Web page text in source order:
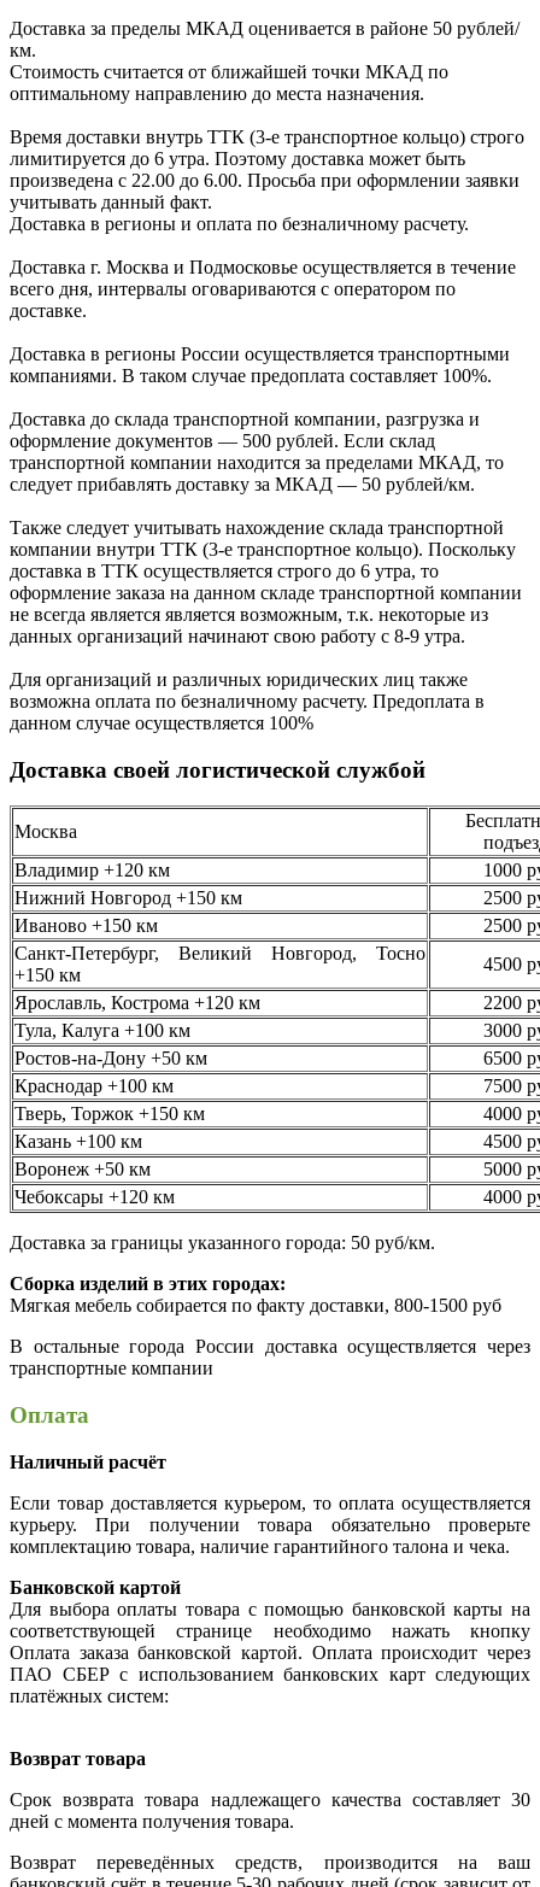
Доставка за пределы МКАД оценивается в районе 50 рублей/
км.
Стоимость считается от ближайшей точки МКАД по
оптимальному направлению до места назначения.
Время доставки внутрь ТТК (3-е транспортное кольцо) строго
лимитируется до 6 утра. Поэтому доставка может быть
произведена с 22.00 до 6.00. Просьба при оформлении заявки
учитывать данный факт.
Доставка в регионы и оплата по безналичному расчету.
Доставка г. Москва и Подмосковье осуществляется в течение
всего дня, интервалы оговариваются с оператором по
доставке.
Доcтавка в регионы России осуществляется транспортными
компаниями. В таком случае предоплата составляет 100%.
Доставка до склада транспортной компании, разгрузка и
оформление документов — 500 рублей. Если склад
транспортной компании находится за пределами МКАД, то
следует прибавлять доставку за МКАД — 50 рублей/км.
Также следует учитывать нахождение склада транспортной
компании внутри ТТК (3-е транспортное кольцо). Поскольку
доставка в ТТК осуществляется строго до 6 утра, то
оформление заказа на данном складе транспортной компании
не всегда является является возможным, т.к. некоторые из
данных организаций начинают свою работу с 8-9 утра.
Для организаций и различных юридических лиц также
возможна оплата по безналичному расчету. Предоплата в
данном случае осуществляется 100%
Доставка своей логистической службой
Москва
Владимир +120 км
1000
Нижний Новгород +150 км
2500
Иваново +150 км
2500
Санкт-Петербург, Великий Новгород, Тосно
+150 км
4500
Ярославль, Кострома +120 км
2200
Тула, Калуга +100 км
3000
Ростов-на-Дону +50 км
6500
Краснодар +100 км
7500
Тверь, Торжок +150 км
4000
Казань +100 км
4500
Воронеж +50 км
5000
Чебоксары +120 км
4000
Доставка за границы указанного города: 50 руб/км.
Сборка изделий в этих городах:
Мягкая мебель собирается по факту доставки, 800-1500 руб
В остальные города России доставка осуществляется через
транспортные компании
Оплата
Наличный расчёт
Если товар доставляется курьером, то оплата осуществляется
курьеру. При получении товара обязательно проверьте
комплектацию товара, наличие гарантийного талона и чека.
Банковской картой
Для выбора оплаты товара с помощью банковской карты на
соответствующей странице необходимо нажать кнопку
Оплата заказа банковской картой. Оплата происходит через
ПАО СБЕР с использованием банковских карт следующих
платёжных систем:
Возврат товара
Срок возврата товара надлежащего качества составляет 30
дней с момента получения товара.
Возврат переведённых средств, производится на ваш